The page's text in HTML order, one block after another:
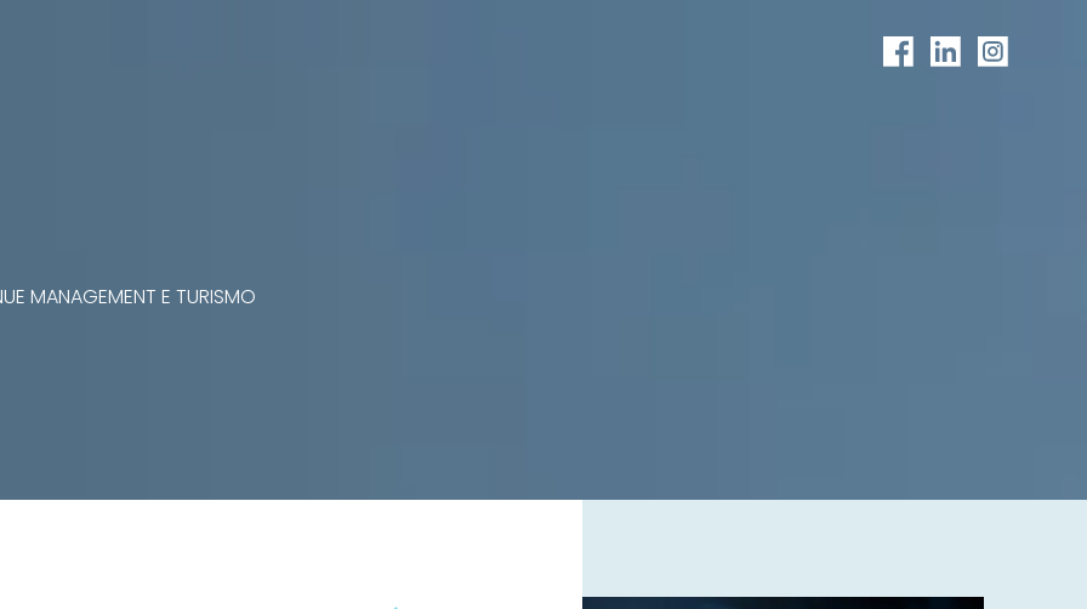
MANAGEMENT E TURISMO